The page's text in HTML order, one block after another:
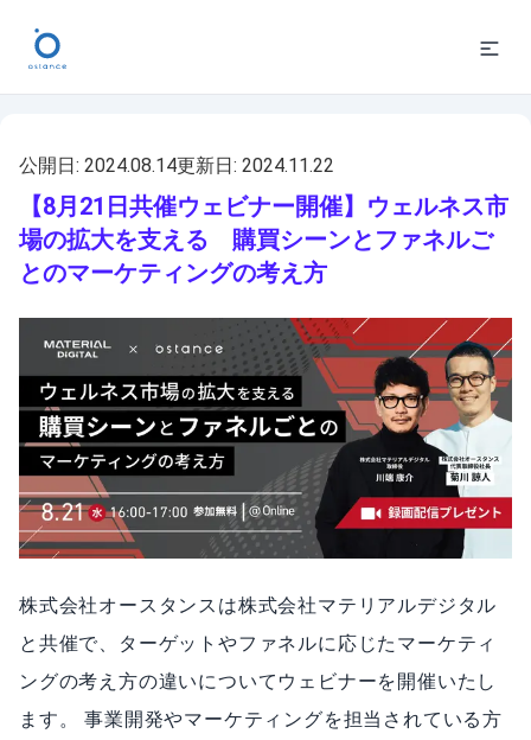
公開日: 2024.08.14更新日: 2024.11.22
【8月21日共催ウェビナー開催】ウェルネス市
場の拡大を支える 購買シーンとファネルご
とのマーケティングの考え方
株式会社オースタンスは株式会社マテリアルデジタル
と共催で、ターゲットやファネルに応じたマーケティ
ングの考え方の違いについてウェビナーを開催いたし
ます。 事業開発やマーケティングを担当されている方